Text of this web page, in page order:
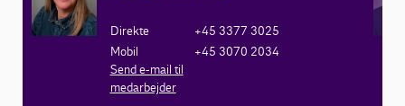
Direkte
+45 3377 3025
Mobil
+45 3070 2034
Send e-mail til
medarbejder